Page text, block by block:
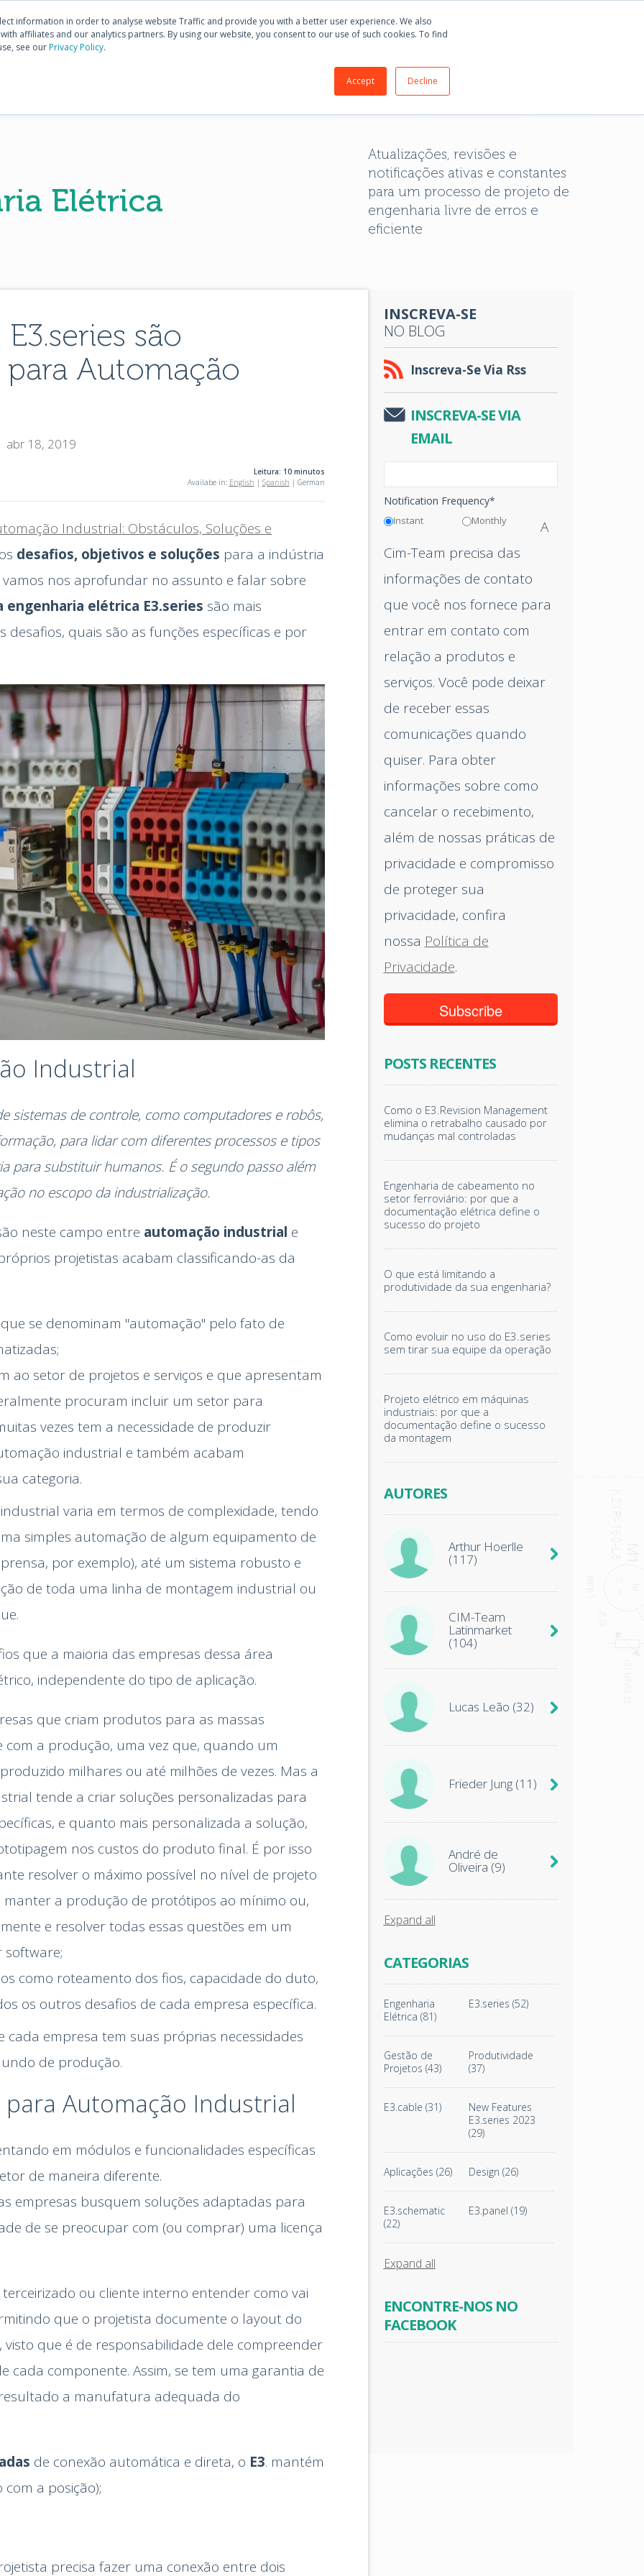
information in order to analyse website Traffic and provide you with a better user experience. We also
affiliates and our analytics partners. By using our website, you consent to our use of such cookies. To find
see ourPrivacy Policy.
Accept Decline
Comunidade Conhecer E3.series Comprar E3.series
SUPORTE BLOG SOBRE
Elétrica
Atualizações, revisões e
notificações ativas e constantes
para um processo de projeto de
engenharia livre de erros e
eficiente
são
Automação
abr 18, 2019
Leitura: 10 minutos
Availabe in: English | Spanish | German
Industrial: Obstáculos, Soluções e
desafios, objetivos e soluções para a indústria
vamos nos aprofundar no assunto e falar sobre
elétrica E3.series são mais
quais são as funções específicas e por
Industrial
sistemas de controle, como computadores e robôs,
para lidar com diferentes processos e tipos
para substituir humanos. É o segundo passo além
no escopo da industrialização.
neste campo entre automação industrial e
projetistas acabam classificando-as da
se denominam "automação" pelo fato de
ao setor de projetos e serviços e que apresentam
procuram incluir um setor para
vezes tem a necessidade de produzir
industrial e também acabam
categoria.
varia em termos de complexidade, tendo
simples automação de algum equipamento de
por exemplo), até um sistema robusto e
de toda uma linha de montagem industrial ou
que a maioria das empresas dessa área
independente do tipo de aplicação.
que criam produtos para as massas
a produção, uma vez que, quando um
milhares ou até milhões de vezes. Mas a
tende a criar soluções personalizadas para
e quanto mais personalizada a solução,
nos custos do produto final. É por isso
resolver o máximo possível no nível de projeto
a produção de protótipos ao mínimo ou,
e resolver todas essas questões em um
software;
como roteamento dos fios, capacidade do duto,
os outros desafios de cada empresa específica.
cada empresa tem suas próprias necessidades
de produção.
Automação Industrial
em módulos e funcionalidades específicas
de maneira diferente.
empresas busquem soluções adaptadas para
de se preocupar com (ou comprar) uma licença
ou cliente interno entender como vai
que o projetista documente o layout do
que é de responsabilidade dele compreender
cada componente. Assim, se tem uma garantia de
a manufatura adequada do
de conexão automática e direta, o E3. mantém
a posição);
precisa fazer uma conexão entre dois
INSCREVA-SE
NO BLOG
Inscreva-Se Via Rss
INSCREVA-SE VIA
EMAIL
Notification Frequency*
Instant Monthly
A
Cim-Team precisa das
informações de contato
que você nos fornece para
entrar em contato com
relação a produtos e
serviços. Você pode deixar
de receber essas
comunicações quando
quiser. Para obter
informações sobre como
cancelar o recebimento,
além de nossas práticas de
privacidade e compromisso
de proteger sua
privacidade, confira
nossa Política de
Privacidade.
POSTS RECENTES
Como o E3.Revision Management
elimina o retrabalho causado por
mudanças mal controladas
Engenharia de cabeamento no
setor ferroviário: por que a
documentação elétrica define o
sucesso do projeto
O que está limitando a
produtividade da sua engenharia?
Como evoluir no uso do E3.series
sem tirar sua equipe da operação
Projeto elétrico em máquinas
industriais: por que a
documentação define o sucesso
da montagem
AUTORES
Arthur Hoerlle
(117)
CIM-Team
Latinmarket
(104)
Lucas Leão (32)
Frieder Jung (11)
André de
Oliveira (9)
Expand all
CATEGORIAS
Engenharia
Elétrica (81)
E3.series(52)
Gestão de
Projetos (43)
Produtividade
(37)
E3.cable (31)
New Features
E3.series 2023
(29)
Aplicações (26) Design(26)
E3.schematic
(22)
E3.panel(19)
Expand all
ENCONTRE-NOS NO
FACEBOOK